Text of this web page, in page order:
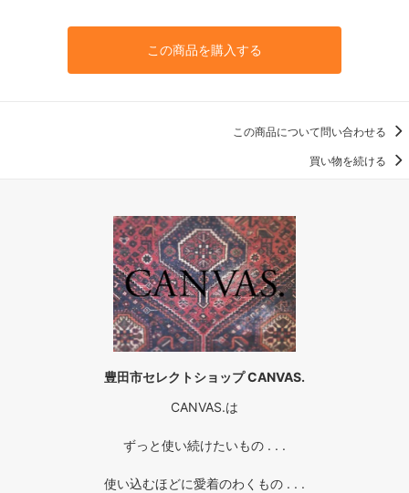
この商品を購入する
この商品について問い合わせる
買い物を続ける
豊田市セレクトショップ CANVAS.
CANVAS.は
ずっと使い続けたいもの . . .
使い込むほどに愛着のわくもの . . .